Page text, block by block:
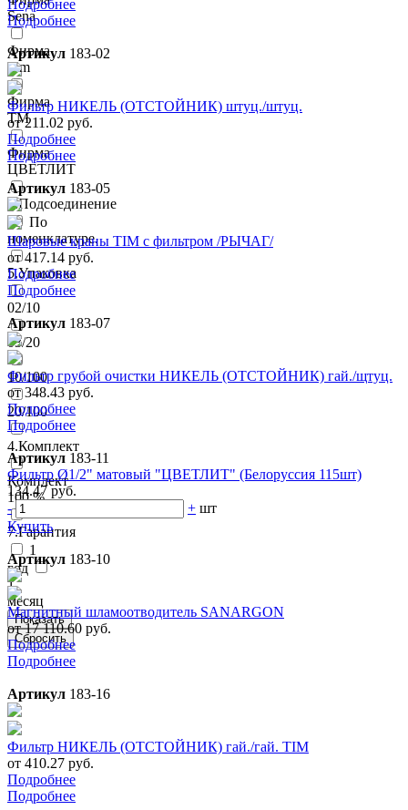
Sena
Фирма
Tim
Фирма
ТМ
Фирма
ЦВЕТЛИТ
2.Подсоединение
По
номенклатуре.
5.Упаковка
02/10
03/20
10/100
20/100
4.Комплект
Комплект
100 %
7.Гарантия
1
год
1
месяц
Подробнее
Подробнее
Артикул 183-02
Фильтр НИКЕЛЬ (ОТСТОЙНИК) штуц./штуц.
от 211.02 руб.
Подробнее
Подробнее
Артикул 183-05
Шаровые краны TIM с фильтром /РЫЧАГ/
от 417.14 руб.
Подробнее
Подробнее
Артикул 183-07
Фильтр грубой очистки НИКЕЛЬ (ОТСТОЙНИК) гай./щтуц.
от 348.43 руб.
Подробнее
Подробнее
Артикул 183-11
Фильтр Ø1/2" матовый "ЦВЕТЛИТ" (Белоруссия 115шт)
134.47 руб.
-
+ шт
Купить
Артикул 183-10
Магнитный шламоотводитель SANARGON
от 17 110.60 руб.
Подробнее
Подробнее
Артикул 183-16
Фильтр НИКЕЛЬ (ОТСТОЙНИК) гай./гай. TIM
от 410.27 руб.
Подробнее
Подробнее